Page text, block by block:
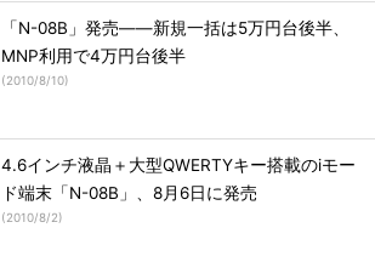
「N-08B」発売――新規一括は5万円台後半、
MNP利用で4万円台後半
(2010/8/10)
4.6インチ液晶＋大型QWERTYキー搭載のiモー
ド端末「N-08B」、8月6日に発売
(2010/8/2)